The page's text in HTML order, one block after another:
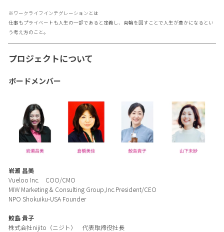
※ワークライフインテグレーションとは
仕事もプライベートも人生の一部であると定義し、両輪を回すことで人生が豊かになるとい
う考え方のこと。
プロジェクトについて
ボードメンバー
岩瀬 昌美
Vueloo Inc. COO/CMO
MIW Marketing & Consulting Group,Inc.President/CEO
NPO Shokuiku-USA Founder
鮫島 貴子
株式会社nijito（ニジト） 代表取締役社長